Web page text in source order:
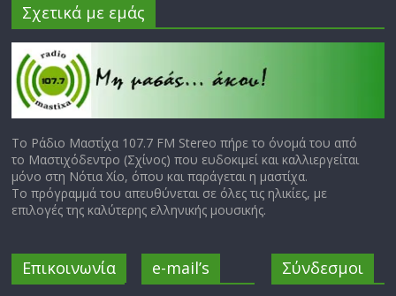
Σχετικά με εμάς
Το Ράδιο Μαστίχα 107.7 FM Stereo πήρε το όνομά του από
το Μαστιχόδεντρο (Σχίνος) που ευδοκιμεί και καλλιεργείται
μόνο στη Νότια Χίο, όπου και παράγεται η μαστίχα.
Το πρόγραμμά του απευθύνεται σε όλες τις ηλικίες, με
επιλογές της καλύτερης ελληνικής μουσικής.
Επικοινωνία e-mail’s Σύνδεσμοι